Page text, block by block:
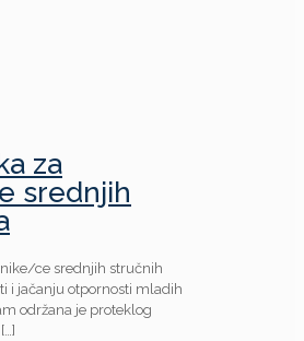
za
srednjih
ce srednjih stručnih
i jačanju otpornosti mladih
održana je proteklog
[…]